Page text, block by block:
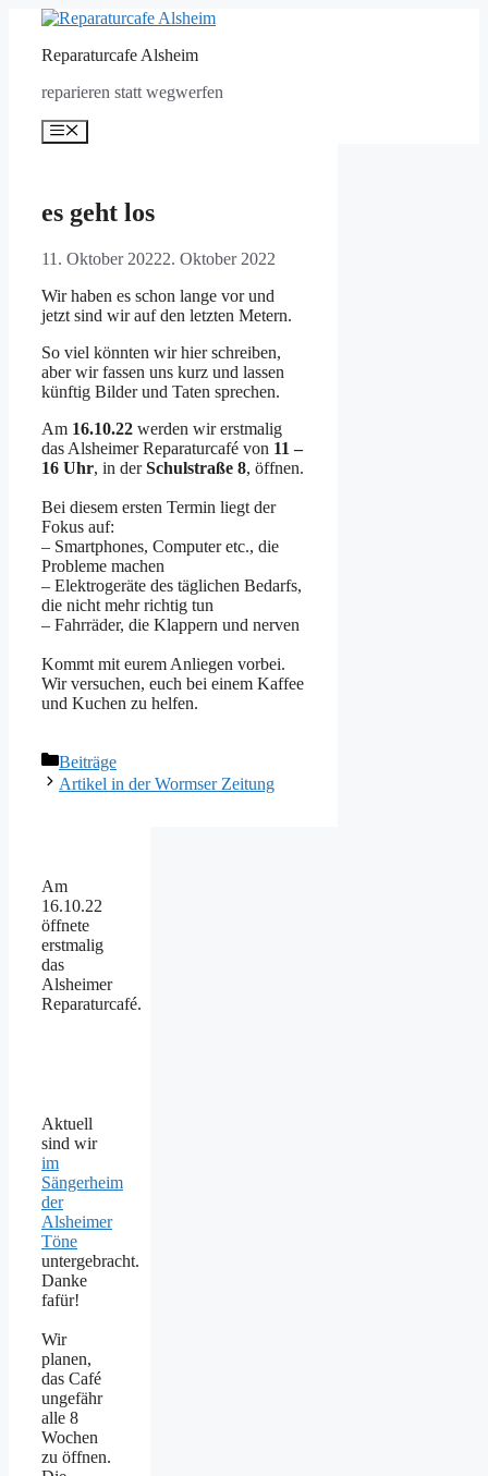
springenReparaturcafe Alsheim
reparieren statt wegwerfen
Menü
es geht los
11. Oktober 20222. Oktober 2022
Wir haben es schon lange vor und
jetzt sind wir auf den letzten Metern.
So viel könnten wir hier schreiben,
aber wir fassen uns kurz und lassen
künftig Bilder und Taten sprechen.
Am 16.10.22 werden wir erstmalig
das Alsheimer Reparaturcafé von 11 –
16 Uhr, in derSchulstraße 8, öffnen.
Bei diesem ersten Termin liegt der
Fokus auf:
– Smartphones, Computer etc., die
Probleme machen
– Elektrogeräte des täglichen Bedarfs,
die nicht mehr richtig tun
– Fahrräder, die Klappern und nerven
Kommt mit eurem Anliegen vorbei.
Wir versuchen, euch bei einem Kaffee
und Kuchen zu helfen.
Kategorien
Beiträge
Beitrags-
Artikel in der Wormser Zeitung
Am
16.10.22
öffnete
erstmalig
das
Alsheimer
Reparaturcafé.
Aktuell
sind wir
im
Sängerheim
der
Alsheimer
Töne
untergebracht.
Danke
fafür!
Wir
planen,
das Café
ungefähr
alle 8
Wochen
zu öffnen.